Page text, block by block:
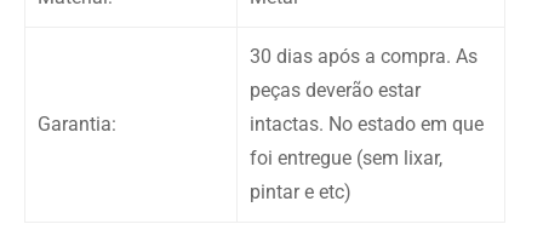
Garantia:
30 dias após a compra. As
peças deverão estar
intactas. No estado em que
foi entregue (sem lixar,
pintar e etc)